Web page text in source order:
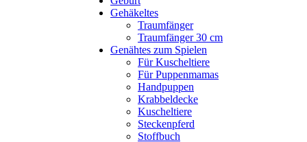
Gehäkeltes
Traumfänger
Traumfänger 30 cm
Genähtes zum Spielen
Für Kuscheltiere
Für Puppenmamas
Handpuppen
Krabbeldecke
Kuscheltiere
Steckenpferd
Stoffbuch